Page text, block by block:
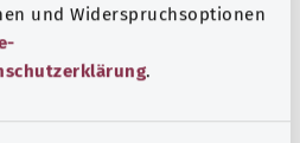
und Widerspruchsoptionen
.